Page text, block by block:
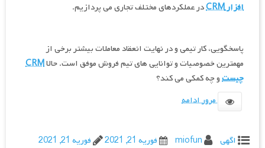
افزار CRM
در عملکردهای مختلف تجاری می پردازیم.
پاسخگویی، کار تیمی و در نهایت انعقاد معاملات بیشتر برخی از
مهمترین خصوصیات و توانایی های تیم فروش موفق است. حالاCRM
چیستو چه کمکی می کند؟
مرور ادامه
اگهی miofun فوریه 21, 2021 فوریه 21, 2021